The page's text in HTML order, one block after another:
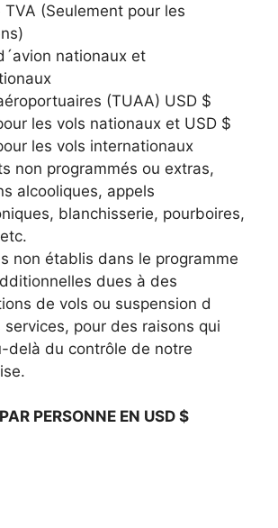
TVA (Seulement pour les
nationaux et
(TUAA) USD $
les vols nationaux et USD $
les vols internationaux
non programmés ou extras,
alcooliques, appels
blanchisserie, pourboires,
non établis dans le programme
dues à des
de vols ou suspension d
services, pour des raisons qui
delà du contrôle de notre
PERSONNE EN USD $